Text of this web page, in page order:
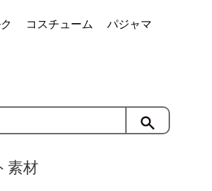
コスチューム パジャマ
素材